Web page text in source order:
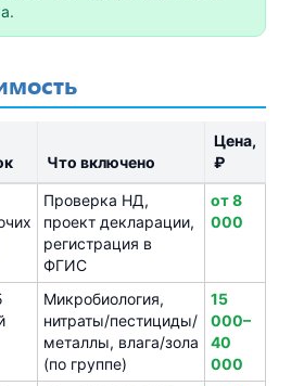
Что включено
Цена,
₽
Проверка НД,
проект декларации,
регистрация в
ФГИС
от 8
000
Микробиология,
нитраты/пестициды/
металлы, влага/зола
(по группе)
15
000–
40
000